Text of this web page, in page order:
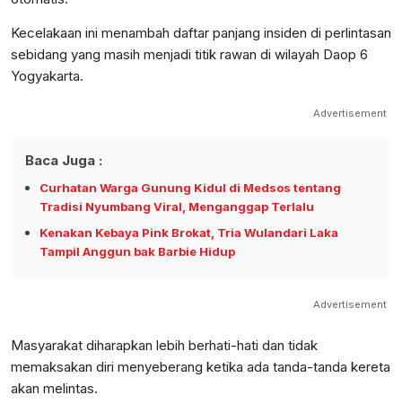
Kecelakaan ini menambah daftar panjang insiden di perlintasan
sebidang yang masih menjadi titik rawan di wilayah Daop 6
Yogyakarta.
Advertisement
Baca Juga :
Curhatan Warga Gunung Kidul di Medsos tentang
Tradisi Nyumbang Viral, Menganggap Terlalu
Kenakan Kebaya Pink Brokat, Tria Wulandari Laka
Tampil Anggun bak Barbie Hidup
Advertisement
Masyarakat diharapkan lebih berhati-hati dan tidak
memaksakan diri menyeberang ketika ada tanda-tanda kereta
akan melintas.